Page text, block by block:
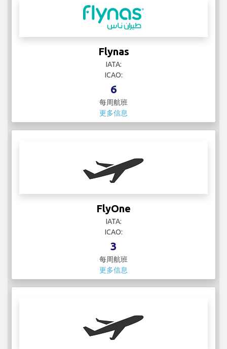
Flynas
IATA:
ICAO:
6
每周航班
更多信息
FlyOne
IATA:
ICAO:
3
每周航班
更多信息